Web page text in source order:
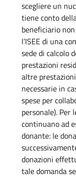
scegliere un
tiene conto
beneficiario
l’ISEE di una
sede di calcolo
prestazioni
altre
necessarie in
spese per
personale). Per
continuano ad
donante: le
donazioni
tale domanda